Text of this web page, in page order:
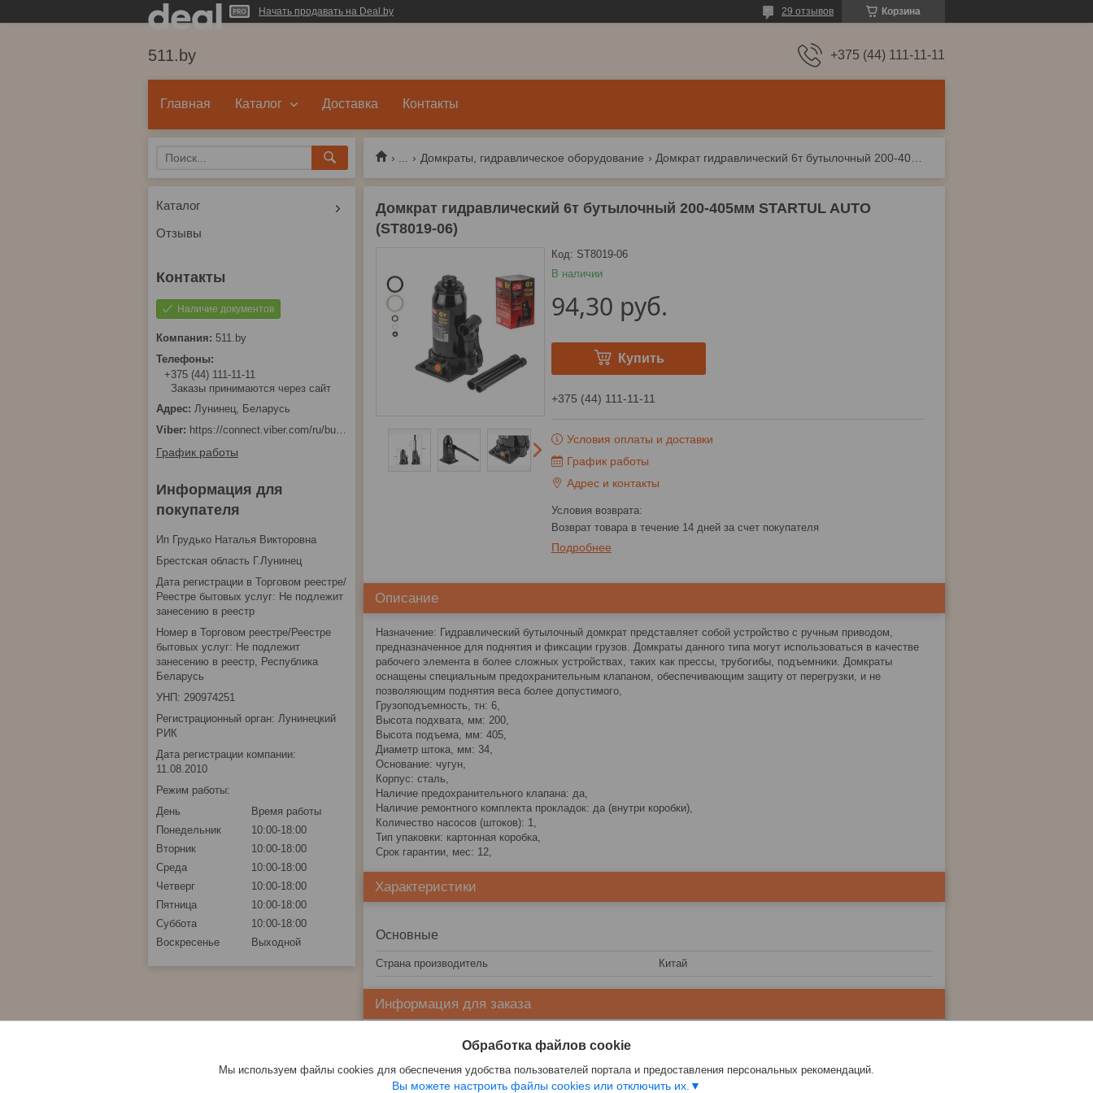
Начать продавать на Deal.by Корзина
29 отзывов
511.by +375 (44) 111-11-11
Главная Каталог Доставка Контакты
Домкраты, гидравлическое оборудование
Домкрат гидравлический 6т бутылочный 200-405мм STARTUL AUTO
(ST8019-06)
В наличии
Код: ST8019-06
94,30 руб.
Купить
+375 (44) 111-11-11
Условия оплаты и доставки
График работы
Адрес и контакты
возврат товара в течение 14 дней за счет покупателя
Подробнее
Описание
Назначение: Гидравлический бутылочный домкрат представляет собой устройство с ручным приводом,
предназначенное для поднятия и фиксации грузов. Домкраты данного типа могут использоваться в качестве
рабочего элемента в более сложных устройствах, таких как прессы, трубогибы, подъемники. Домкраты
оснащены специальным предохранительным клапаном, обеспечивающим защиту от перегрузки, и не
позволяющим поднятия веса более допустимого,
Грузоподъемность, тн: 6,
Высота подхвата, мм: 200,
Высота подъема, мм: 405,
Диаметр штока, мм: 34,
Основание: чугун,
Корпус: сталь,
Наличие предохранительного клапана: да,
Наличие ремонтного комплекта прокладок: да (внутри коробки),
Количество насосов (штоков): 1,
Тип упаковки: картонная коробка,
Срок гарантии, мес: 12,
Характеристики
Основные
Страна производитель Китай
Информация для заказа
Каталог
Отзывы
Наличие документов
511.by
+375 (44) 111-11-11
Заказы принимаются через сайт
Лунинец, Беларусь
https://connect.viber.com/ru/business/1d480fbc-bd61-11ef-8513-eab83dfd23fa
График работы
Информация для
покупателя
Ип Грудько Наталья Викторовна
Брестская область Г.Лунинец
Дата регистрации в Торговом реестре/
Реестре бытовых услуг: Не подлежит
занесению в реестр
Номер в Торговом реестре/Реестре
бытовых услуг: Не подлежит
занесению в реестр, Республика
Беларусь
УНП: 290974251
Регистрационный орган: Лунинецкий
РИК
Дата регистрации компании:
11.08.2010
Режим работы:
День
Время работы
Понедельник
10:00-18:00
Вторник
10:00-18:00
Среда
10:00-18:00
Четверг
10:00-18:00
Пятница
10:00-18:00
Суббота
10:00-18:00
Воскресенье
Выходной
Обработка файлов cookie
Мы используем файлы cookies для обеспечения удобства пользователей портала и предоставления персональных рекомендаций.
Вы можете настроить файлы cookies или отключить их.